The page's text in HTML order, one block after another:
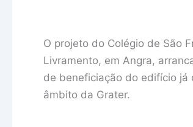
O projeto do Colégio de São
Livramento, em Angra,
de beneficiação do edifício já
âmbito da Grater.